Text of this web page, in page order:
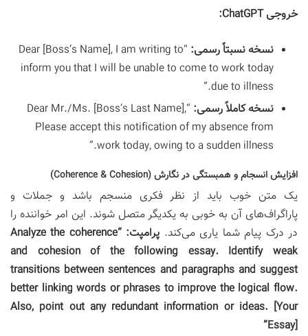
خروجی ChatGPT:
نسخه نسبتاً رسمی: “Dear [Boss’s Name], I am writing to
inform you that I will be unable to come to work today
due to illness.”
نسخه کاملاً رسمی: “Dear Mr./Ms. [Boss’s Last Name],
Please accept this notification of my absence from
work today, owing to a sudden illness.”
افزایش انسجام و همبستگی در نگارش (Coherence & Cohesion)
یک متن خوب باید از نظر فکری منسجم باشد و جملات و
پاراگراف‌های آن به خوبی به یکدیگر متصل شوند. این امر خواننده را
در درک پیام شما یاری می‌کند. پرامپت: “Analyze the coherence
and cohesion of the following essay. Identify weak
transitions between sentences and paragraphs and suggest
better linking words or phrases to improve the logical flow.
Also, point out any redundant information or ideas. [Your
Essay]”